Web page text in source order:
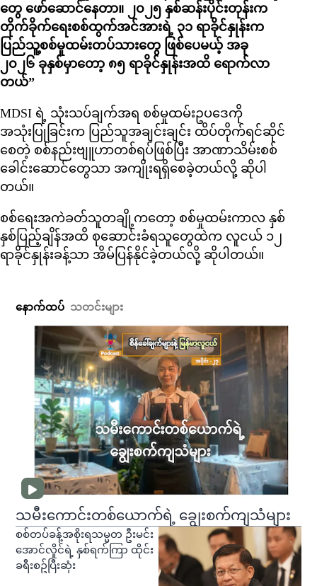
တွေ ဖော်ဆောင်နေတာ။ ၂၀၂၅ နှစ်ဆန်းပိုင်းတုန်းက
တိုက်ခိုက်ရေးစစ်ထွက်အင်အားရဲ့ ၃၁ ရာခိုင်နှုန်းက
ပြည်သူ့စစ်မှုထမ်းတပ်သားတွေ ဖြစ်ပေမယ့် အခု
၂၀၂၆ ခုနှစ်မှာတော့ ၈၅ ရာခိုင်နှုန်းအထိ ရောက်လာ
တယ်”
MDSI ရဲ့ သုံးသပ်ချက်အရ စစ်မှုထမ်းဥပဒေကို
အသုံးပြုခြင်းက ပြည်သူအချင်းချင်း ထိပ်တိုက်ရင်ဆိုင်
စေတဲ့ စစ်နည်းဗျူဟာတစ်ရပ်ဖြစ်ပြီး အာဏာသိမ်းစစ်
ခေါင်းဆောင်တွေသာ အကျိုးရရှိစေခဲ့တယ်လို့ ဆိုပါ
တယ်။
စစ်ရေးအကဲခတ်သူတချို့ကတော့ စစ်မှုထမ်းကာလ နှစ်
နှစ်ပြည့်ချိန်အထိ စုဆောင်းခံရသူတွေထဲက လူငယ် ၁၂
ရာခိုင်နှုန်းခန့်သာ အိမ်ပြန်နိုင်ခဲ့တယ်လို့ ဆိုပါတယ်။
နောက်ထပ် သတင်းများ
သမီးကောင်းတစ်ယောက်ရဲ့ ချွေးစက်ကျသံများ
စစ်တပ်ခန့်အစိုးရသမ္မတ ဦးမင်း
အောင်လှိုင်ရဲ့ နှစ်ရက်ကြာ ထိုင်း
ခရီးစဥ်ပြီးဆုံး